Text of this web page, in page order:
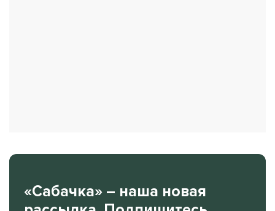
«Сабачка» – наша новая